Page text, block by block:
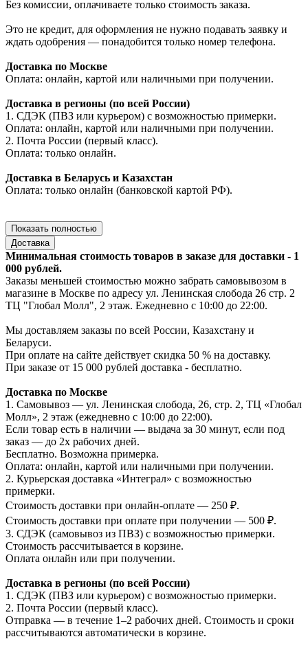
Без комиссии, оплачиваете только стоимость заказа.
Это не кредит, для оформления не нужно подавать заявку и
ждать одобрения — понадобится только номер телефона.
Доставка по Москве
Оплата: онлайн, картой или наличными при получении.
Доставка в регионы (по всей России)
1. СДЭК (ПВЗ или курьером) с возможностью примерки.
Оплата: онлайн, картой или наличными при получении.
2. Почта России (первый класс).
Оплата: только онлайн.
Доставка в Беларусь и Казахстан
Оплата: только онлайн (банковской картой РФ).
Показать полностью
Доставка
Минимальная стоимость товаров в заказе для доставки - 1
000 рублей.
Заказы меньшей стоимостью можно забрать самовывозом в
магазине в Москве по адресу ул. Ленинская слобода 26 стр. 2
ТЦ "Глобал Молл", 2 этаж. Ежедневно с 10:00 до 22:00.
Мы доставляем заказы по всей России, Казахстану и
Беларуси.
При оплате на сайте действует скидка 50 % на доставку.
При заказе от 15 000 рублей доставка - бесплатно.
Доставка по Москве
1. Самовывоз — ул. Ленинская слобода, 26, стр. 2, ТЦ «Глобал
Молл», 2 этаж (ежедневно с 10:00 до 22:00).
Если товар есть в наличии — выдача за 30 минут, если под
заказ — до 2х рабочих дней.
Бесплатно. Возможна примерка.
Оплата: онлайн, картой или наличными при получении.
2. Курьерская доставка «Интеграл» с возможностью
примерки.
Стоимость доставки при онлайн-оплате — 250 ₽.
Стоимость доставки при оплате при получении — 500 ₽.
3. СДЭК (самовывоз из ПВЗ) с возможностью примерки.
Стоимость рассчитывается в корзине.
Оплата онлайн или при получении.
Доставка в регионы (по всей России)
1. СДЭК (ПВЗ или курьером) с возможностью примерки.
2. Почта России (первый класс).
Отправка — в течение 1–2 рабочих дней. Стоимость и сроки
рассчитываются автоматически в корзине.